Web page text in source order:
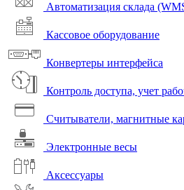
Автоматизация склада
Кассовое оборудование
Конвертеры интерфейса
Контроль доступа, учет
Считыватели, магнитные
Электронные весы
Аксессуары